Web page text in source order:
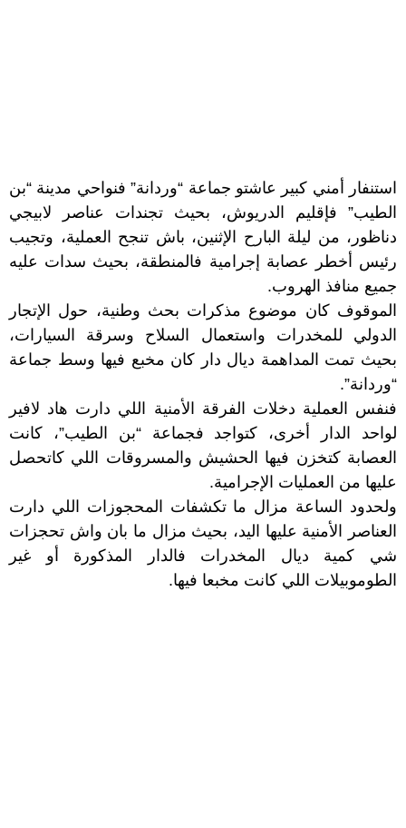
استنفار أمني كبير عاشتو جماعة “وردانة” فنواحي مدينة “بن
الطيب” فإقليم الدريوش، بحيث تجندات عناصر لابيجي
دناظور، من ليلة البارح الإثنين، باش تنجح العملية، وتجيب
رئيس أخطر عصابة إجرامية فالمنطقة، بحيث سدات عليه
جميع منافذ الهروب.
الموقوف كان موضوع مذكرات بحث وطنية، حول الإتجار
الدولي للمخدرات واستعمال السلاح وسرقة السيارات،
بحيث تمت المداهمة ديال دار كان مخبع فيها وسط جماعة
“وردانة”.
فنفس العملية دخلات الفرقة الأمنية اللي دارت هاد لافير
لواحد الدار أخرى، كتواجد فجماعة “بن الطيب”، كانت
العصابة كتخزن فيها الحشيش والمسروقات اللي كاتحصل
عليها من العمليات الإجرامية.
ولحدود الساعة مزال ما تكشفات المحجوزات اللي دارت
العناصر الأمنية عليها اليد، بحيث مزال ما بان واش تحجزات
شي كمية ديال المخدرات فالدار المذكورة أو غير
الطوموبيلات اللي كانت مخبعا فيها.